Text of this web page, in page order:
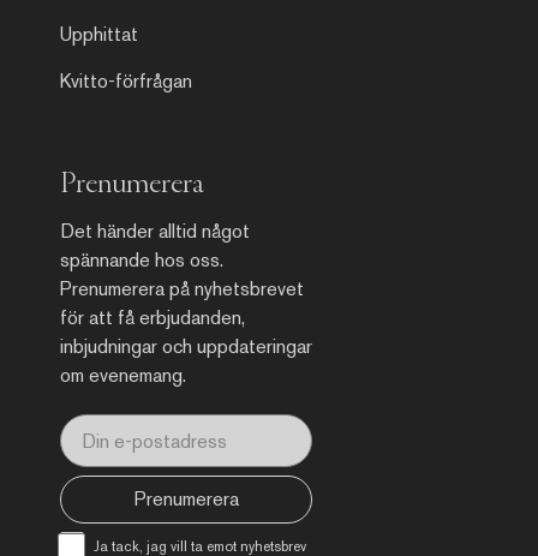
Upphittat
Kvitto-förfrågan
Prenumerera
Det händer alltid något
spännande hos oss.
Prenumerera på nyhetsbrevet
för att få erbjudanden,
inbjudningar och uppdateringar
om evenemang.
Ja tack, jag vill ta emot nyhetsbrev
Prenumerera